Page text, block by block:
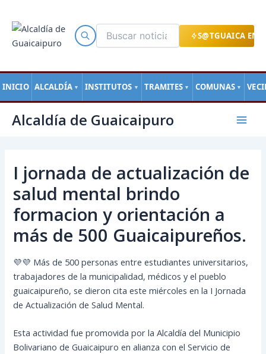
S@TGUAICA EN
INICIO ALCALDÍA ▼ INSTITUTOS ▼ TRAMITES ▼ COMUNAS ▼
contenido
Alcaldía de Guaicaipuro
Main
I jornada de actualización de
salud mental brindo
formacion y orientación a
más de 500 Guaicaipureños.
💜💜 Más de 500 personas entre estudiantes universitarios,
trabajadores de la municipalidad, médicos y el pueblo
guaicaipureño, se dieron cita este miércoles en la I Jornada
de Actualización de Salud Mental.
Esta actividad fue promovida por la Alcaldía del Municipio
Bolivariano de Guaicaipuro en alianza con el Servicio de
de